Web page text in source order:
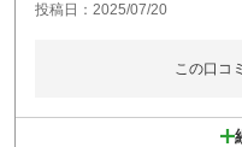
投稿日：2025/07/20
この口コ